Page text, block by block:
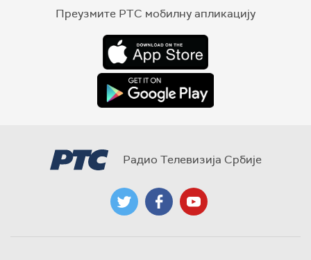
Преузмите РТС мобилну апликацију
Радио Телевизија Србије